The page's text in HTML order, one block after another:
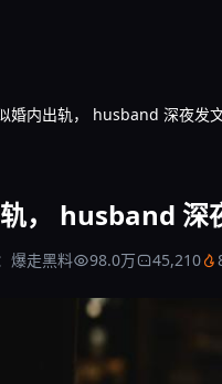
婚内出轨， husband 深夜发
， husband 深
爆走黑料 98.0万 45,210